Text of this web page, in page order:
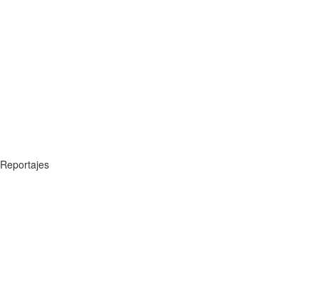
Reportajes